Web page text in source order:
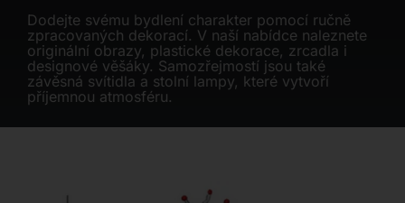
Značky
Outlet
Dodejte svému bydlení charakter pomocí ručně
zpracovaných dekorací. V naší nabídce naleznete
originální obrazy, plastické dekorace, zrcadla i
designové věšáky. Samozřejmostí jsou také
závěsná svítidla a stolní lampy, které vytvoří
příjemnou atmosféru.